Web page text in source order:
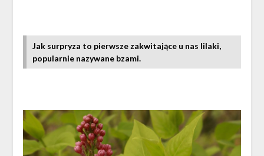
Jak surpryza to pierwsze zakwitające u nas lilaki,
popularnie nazywane bzami.